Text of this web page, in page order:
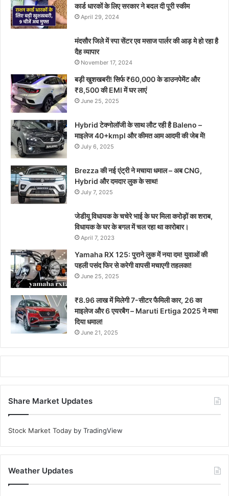
कार्ड धारकों के लिए सरकार ने बदल दी पूरी स्कीम
April 29, 2024
मंदसौर जिले में स्पा सेंटर एव मसाज पार्लर की आड़ मे हो रहा है
दैह व्यापार
November 17, 2024
बड़ी खुशखबरी! सिर्फ ₹60,000 के डाउनपेमेंट और
₹8,500 की EMI में घर लाएं
June 25, 2025
Hybrid टेक्नोलॉजी के साथ लौट रही है Baleno –
माइलेज 40+kmpl और कीमत आम आदमी की जेब में!
July 6, 2025
Brezza की नई एंट्री ने मचाया धमाल – अब CNG,
Hybrid और दमदार लुक के साथ!
July 7, 2025
जेडीयू विधायक के चचेरे भाई के घर मिला करोड़ों का शराब,
विधायक के घर के बगल में चल रहा था कारोबार।
April 7, 2023
Yamaha RX 125: पुराने लुक में नया दम! युवाओं की
पहली पसंद फिर से करेगी वापसी मचाएगी तहलका!
June 25, 2025
₹8.96 लाख में मिलेगी 7-सीटर फैमिली कार, 26 का
माइलेज और 6 एयरबैग – Maruti Ertiga 2025 ने मचा
दिया धमाल!
June 21, 2025
Share Market Updates
Stock Market Today by TradingView
Weather Updates